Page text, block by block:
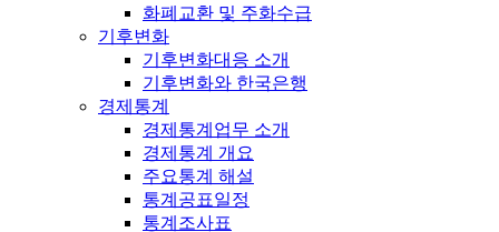
화폐교환 및 주화수급
기후변화
기후변화대응 소개
기후변화와 한국은행
경제통계
경제통계업무 소개
경제통계 개요
주요통계 해설
통계공표일정
통계조사표